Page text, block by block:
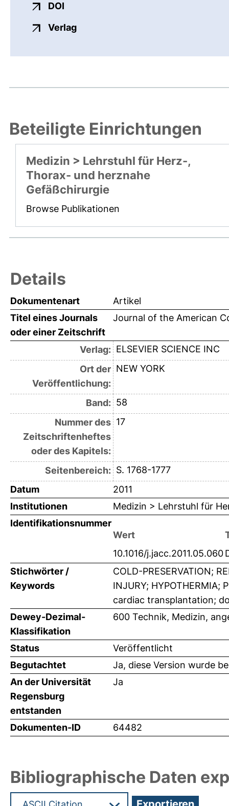
DOI
Verlagexterner Link, öffnet neues
Beteiligte Einrichtungen
Medizin > Lehrstuhl für Herz-,
Thorax- und herznahe
Gefäßchirurgie
Browse Publikationen
Details
Dokumentenart
Artikel
Titel eines Journals
oder einer Zeitschrift
Journal of the American
Verlag: ELSEVIER SCIENCE INC
Ort der
Veröffentlichung:
NEW YORK
Band: 58
Nummer des
Zeitschriftenheftes
oder des Kapitels:
17
Seitenbereich: S. 1768-1777
Datum
2011
Institutionen
Medizin > Lehrstuhl für
Identifikationsnummer
Wert
10.1016/j.jacc.2011.05.060
Stichwörter /
Keywords
COLD-PRESERVATION;
INJURY; HYPOTHERMIA;
cardiac transplantation;
Dewey-Dezimal-
Klassifikation
600 Technik, Medizin,
Status
Veröffentlicht
Begutachtet
Ja, diese Version wurde
An der Universität
Regensburg
entstanden
Ja
Dokumenten-ID 64482
Bibliographische Daten